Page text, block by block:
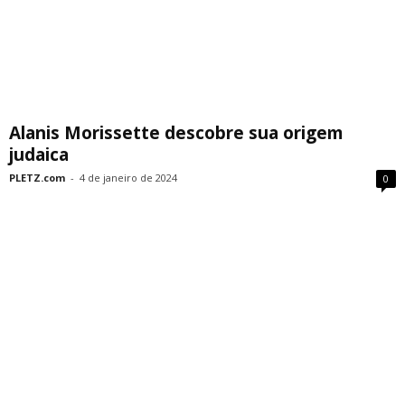
Alanis Morissette descobre sua origem
judaica
PLETZ.com - 4 de janeiro de 2024 0